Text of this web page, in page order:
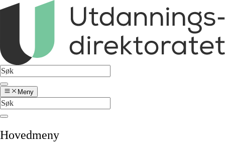
Meny
Hovedmeny